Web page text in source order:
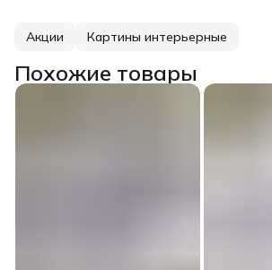
Акции Картины интерьерные
Похожие товары